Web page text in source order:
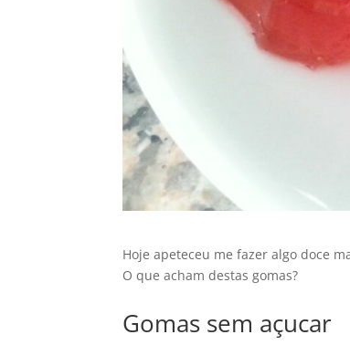
Hoje apeteceu me fazer algo doce
O que acham destas gomas?
Gomas sem açucar